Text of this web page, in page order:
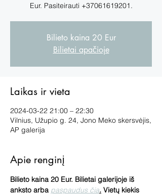
Eur. Pasiteirauti +37061619201.
Bilieto kaina 20 Eur
Bilietai apačioje
Laikas ir vieta
2024-03-22 21:00 – 22:30
Vilnius, Užupio g. 24, Jono Meko skersvėjis,
AP galerija
Apie renginį
Bilieto kaina 20 Eur. Bilietai galerijoje iš
anksto arba paspaudus čia. Vietų kiekis